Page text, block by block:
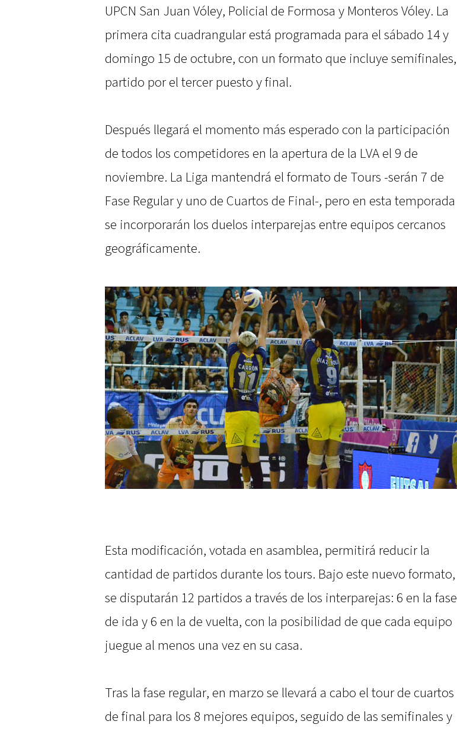
UPCN San Juan Vóley, Policial de Formosa y Monteros Vóley. La
primera cita cuadrangular está programada para el sábado 14 y
domingo 15 de octubre, con un formato que incluye semifinales,
partido por el tercer puesto y final.
Después llegará el momento más esperado con la participación
de todos los competidores en la apertura de la LVA el 9 de
noviembre. La Liga mantendrá el formato de Tours -serán 7 de
Fase Regular y uno de Cuartos de Final-, pero en esta temporada
se incorporarán los duelos interparejas entre equipos cercanos
geográficamente.
Esta modificación, votada en asamblea, permitirá reducir la
cantidad de partidos durante los tours. Bajo este nuevo formato,
se disputarán 12 partidos a través de los interparejas: 6 en la fase
de ida y 6 en la de vuelta, con la posibilidad de que cada equipo
juegue al menos una vez en su casa.
Tras la fase regular, en marzo se llevará a cabo el tour de cuartos
de final para los 8 mejores equipos, seguido de las semifinales y